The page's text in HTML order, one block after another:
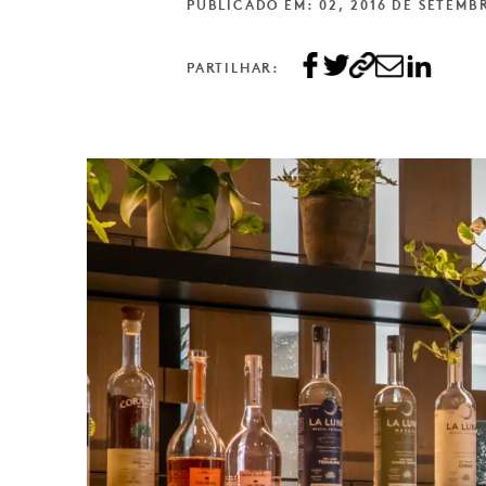
PUBLICADO EM: 02, 2016 DE
PARTILHAR: